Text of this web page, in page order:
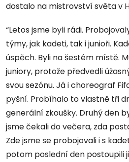
dostalo na mistrovství světa v
“Letos jsme byli rádi.
týmy, jak kadeti, tak i junioři.
úspěch. Byli na šestém místě.
juniory, protože předvedli
svou sezónu. Já i choreograf
pyšní. Probíhalo to vlastně tři
generální zkoušky. Druhý den
jsme čekali do večera, zda
Zde jsme se probojovali i s
potom poslední den postoupili